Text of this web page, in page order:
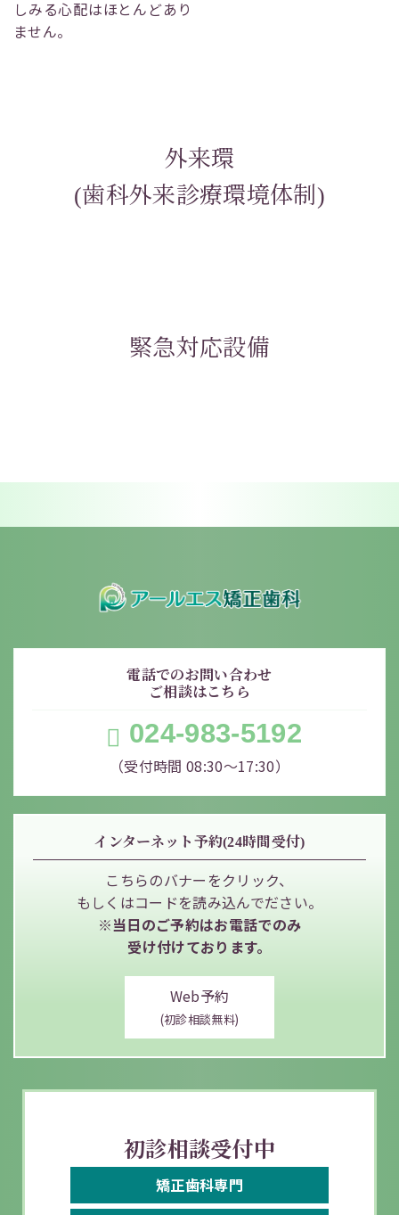
しみる心配はほとんどあり
ません。
外来環
(歯科外来診療環境体制)
緊急対応設備
電話でのお問い合わせ
ご相談はこちら
024-983-5192
（受付時間 08:30〜17:30）
インターネット予約(24時間受付)
こちらのバナーをクリック、
もしくはコードを読み込んでださい。
※当日のご予約はお電話でのみ
受け付けております。
Web予約
(初診相談無料)
初診相談受付中
矯正歯科専門